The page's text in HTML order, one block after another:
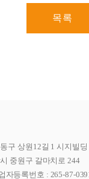
목록
구 상원12길 1 시지빌딩
중원구 갈마치로 244
자등록번호 : 265-87-